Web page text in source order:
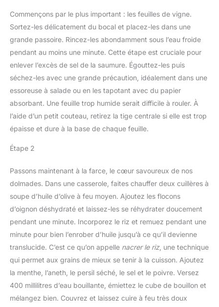
Commençons par le plus important : les feuilles de vigne.
Sortez-les délicatement du bocal et placez-les dans une
grande passoire. Rincez-les abondamment sous l’eau froide
pendant au moins une minute. Cette étape est cruciale pour
enlever l’excès de sel de la saumure. Égouttez-les puis
séchez-les avec une grande précaution, idéalement dans une
essoreuse à salade ou en les tapotant avec du papier
absorbant. Une feuille trop humide serait difficile à rouler. À
l’aide d’un petit couteau, retirez la tige centrale si elle est trop
épaisse et dure à la base de chaque feuille.
Étape 2
Passons maintenant à la farce, le cœur savoureux de nos
dolmades. Dans une casserole, faites chauffer deux cuillères à
soupe d’huile d’olive à feu moyen. Ajoutez les flocons
d’oignon déshydraté et laissez-les se réhydrater doucement
pendant une minute. Incorporez le riz et remuez pendant une
minute pour bien l’enrober d’huile jusqu’à ce qu’il devienne
translucide. C’est ce qu’on appelle nacrer le riz, une technique
qui permet aux grains de mieux se tenir à la cuisson. Ajoutez
la menthe, l’aneth, le persil séché, le sel et le poivre. Versez
400 millilitres d’eau bouillante, émiettez le cube de bouillon et
mélangez bien. Couvrez et laissez cuire à feu très doux